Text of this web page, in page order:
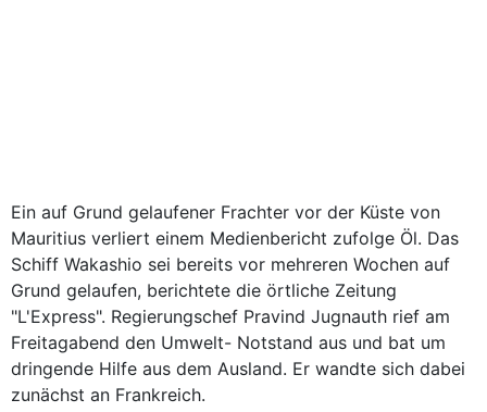
Ein auf Grund gelaufener Frachter vor der Küste von
Mauritius verliert einem Medienbericht zufolge Öl. Das
Schiff Wakashio sei bereits vor mehreren Wochen auf
Grund gelaufen, berichtete die örtliche Zeitung
"L'Express". Regierungschef Pravind Jugnauth rief am
Freitagabend den Umwelt- Notstand aus und bat um
dringende Hilfe aus dem Ausland. Er wandte sich dabei
zunächst an Frankreich.